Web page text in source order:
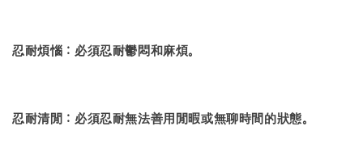
忍耐煩惱：必須忍耐鬱悶和麻煩。
忍耐清閒：必須忍耐無法善用閒暇或無聊時間的狀態。